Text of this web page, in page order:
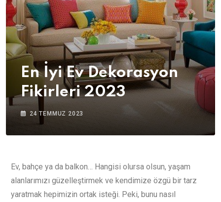
En İyi Ev Dekorasyon
Fikirleri 2023
24 TEMMUZ 2023
Ev, bahçe ya da balkon… Hangisi olursa olsun, yaşam
alanlarımızı güzelleştirmek ve kendimize özgü bir tarz
yaratmak hepimizin ortak isteği. Peki, bunu nasıl